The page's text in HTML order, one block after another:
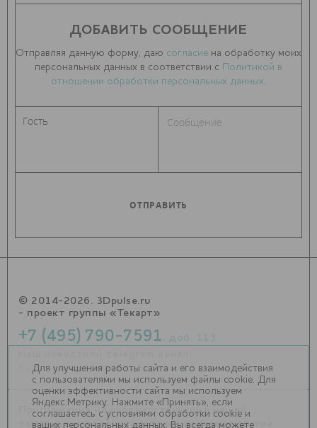
ДОБАВИТЬ СООБЩЕНИЕ
Отправляя данную форму, даю согласие на обработку моих
персональных данных в соответствии с
Политикой в
отношении обработки персональных данных.
© 2014-2026. 3Dpulse.ru
- проект группы «Текарт»
+7 (495) 790-7591
https://t.me/Techart_CaseStudy
Приглашения на соответствующие нашей
тематике мероприятия, пресс-релизы и другие
Для улучшения работы сайта и его взаимодействия
с пользователями мы используем файлы cookie. Для
оценки эффективности сайта мы используем
Яндекс.Метрику. Нажмите «Принять», если
соглашаетесь с условиями обработки cookie и
ваших персональных данных. Вы всегда можете